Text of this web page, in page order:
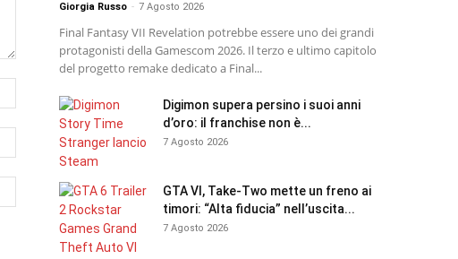
Giorgia Russo - 7 Agosto 2026
Final Fantasy VII Revelation potrebbe essere uno dei grandi
protagonisti della Gamescom 2026. Il terzo e ultimo capitolo
del progetto remake dedicato a Final...
Digimon supera persino i suoi anni
d’oro: il franchise non è...
7 Agosto 2026
GTA VI, Take-Two mette un freno ai
timori: “Alta fiducia” nell’uscita...
7 Agosto 2026